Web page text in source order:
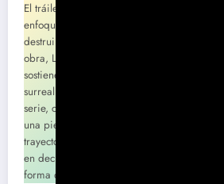
El tráiler, que anticipa un lanzamiento en
enfoque narrativo diferente, una aventura
destruir aún más al debilitado ecosistema
obra, Law encabeza un elenco en el que
sostienen el peso dramático y se ven
surrealista, perdida en una galaxia lejana
serie, con un inicio de temporada de dos
una pieza novedosa y revivificante según
trayectoria de la saga, y en un momento
en declive, se perfila como una apuesta
forma definitiva la esperanza de esta